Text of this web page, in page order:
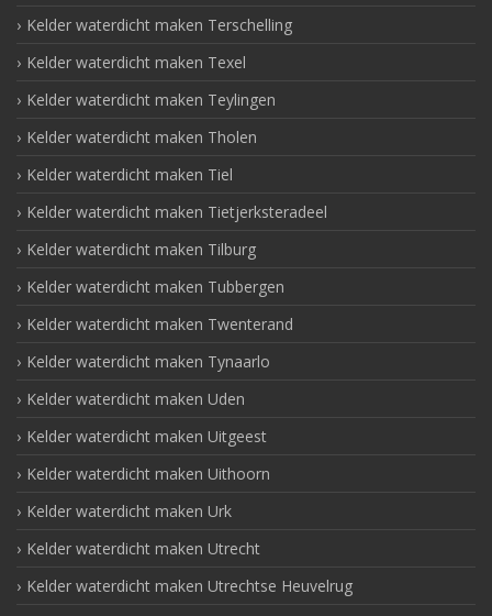
Kelder waterdicht maken Terschelling
Kelder waterdicht maken Texel
Kelder waterdicht maken Teylingen
Kelder waterdicht maken Tholen
Kelder waterdicht maken Tiel
Kelder waterdicht maken Tietjerksteradeel
Kelder waterdicht maken Tilburg
Kelder waterdicht maken Tubbergen
Kelder waterdicht maken Twenterand
Kelder waterdicht maken Tynaarlo
Kelder waterdicht maken Uden
Kelder waterdicht maken Uitgeest
Kelder waterdicht maken Uithoorn
Kelder waterdicht maken Urk
Kelder waterdicht maken Utrecht
Kelder waterdicht maken Utrechtse Heuvelrug